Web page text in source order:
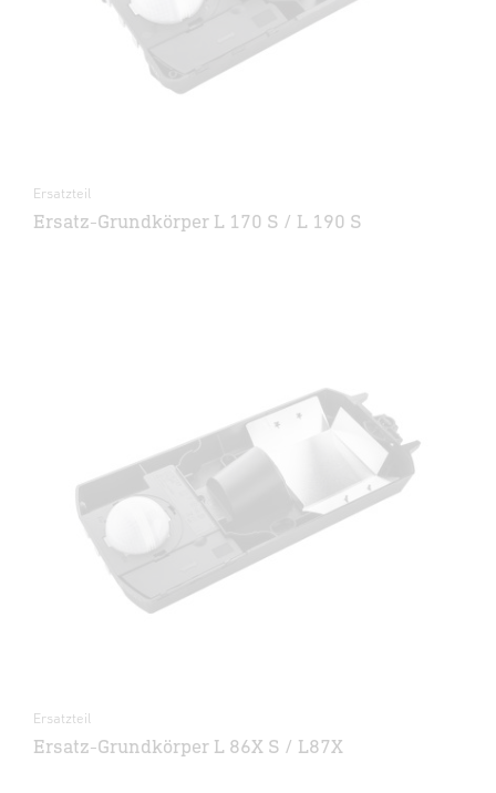
Ersatzteil
Ersatz-Grundkörper L 170 S / L 190 S
Ersatzteil
Ersatz-Grundkörper L 86X S / L87X